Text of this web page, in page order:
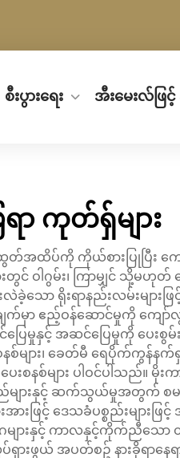
စီးပွားရေး အီးမေးလ်ဖ
ာ ကုတ်ရှ်များ
တ်အထိပ်ကို ကိုယ်စားပြုပြီး က
ဝါဂွမ်း၊ ကြာမျှင် သို့မဟုတ်
းလဲခဲ့သော ရိုးရာနည်းလမ်းမျ
ျက်မှာ ဧည့်ဝန်ဆောင်မှုကို ကျ
င်ပြေမှုနှင့် အဆင်ပြေမှုကို ပေ
များ၊ ခေတ်မီ ရေပိုက်ကွန်နက်ရှ
စ်များ ပါဝင်ပါသည်။ မိုး
ည်များနှင့် ဆက်သွယ်မှုအတွက် စမ
င့် ဒေသခံပစ္စည်းများဖြ
ျားနှင့် ကာလနှင့်ကိုက်ညီသော တ
ယ် အပတ်စဥ် နားခိုရာနေရာမျ